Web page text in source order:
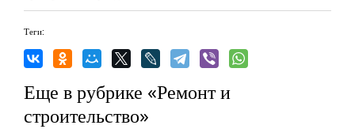
Теги:
Еще в рубрике «Ремонт и
строительство»